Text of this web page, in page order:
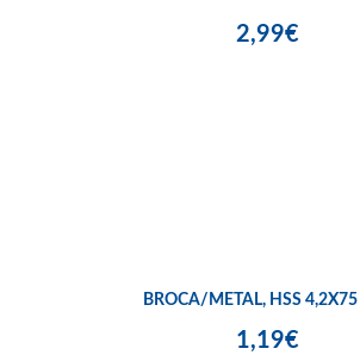
2,99€
BROCA/METAL, HSS
1,19€